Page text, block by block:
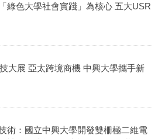
綠色大學社會實踐」為核心 五大USR
大展 亞太跨境商機 中興大學攜手新
術：國立中興大學開發雙柵極二維電